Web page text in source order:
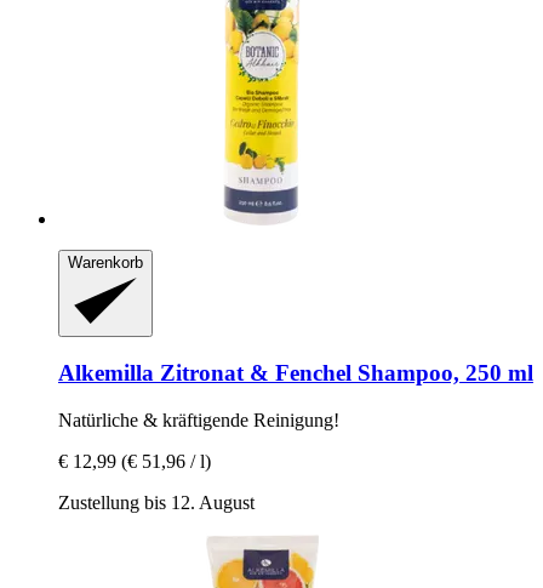
Warenkorb
Alkemilla Zitronat & Fenchel Shampoo, 250 ml
Natürliche & kräftigende Reinigung!
€ 12,99 (€ 51,96 / l)
Zustellung bis 12. August